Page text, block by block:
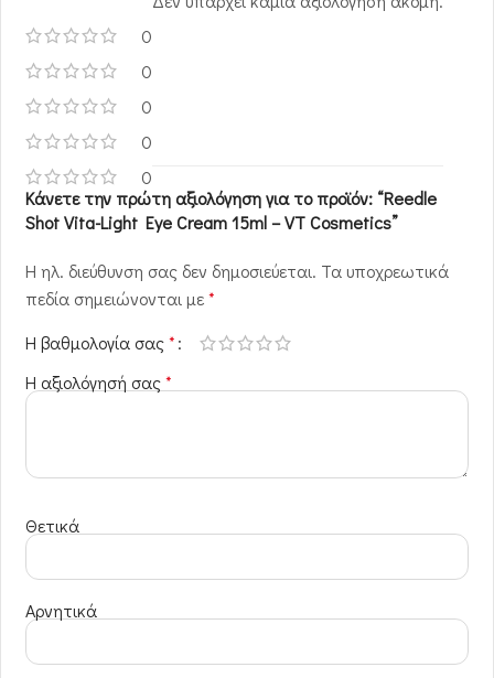
0
0
0
0
0
Κάνετε την πρώτη αξιολόγηση για το προϊόν: “Reedle
Shot Vita-Light Eye Cream 15ml – VT Cosmetics”
Η ηλ. διεύθυνση σας δεν δημοσιεύεται. Τα υποχρεωτικά
πεδία σημειώνονται με*
Η βαθμολογία σας*
Η αξιολόγησή σας*
Θετικά
Αρνητικά